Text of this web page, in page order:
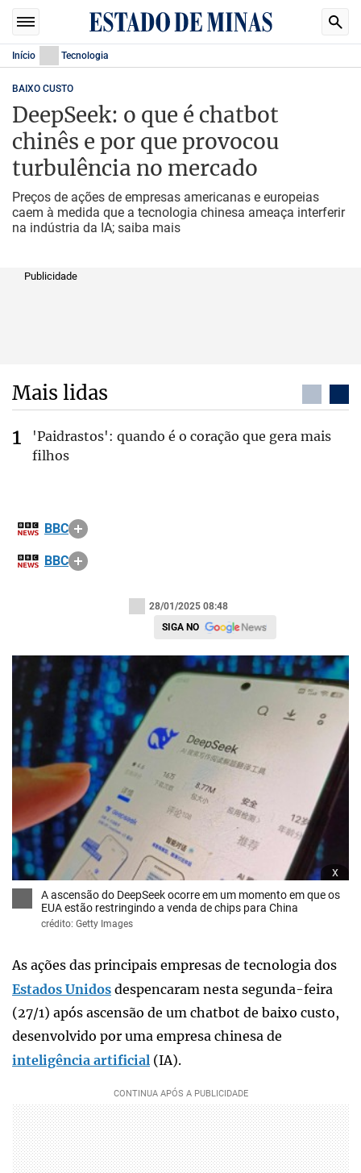
Início Tecnologia
BAIXO CUSTO
DeepSeek: o que é chatbot
chinês e por que provocou
turbulência no mercado
Preços de ações de empresas americanas e europeias
caem à medida que a tecnologia chinesa ameaça interferir
na indústria da IA; saiba mais
Publicidade
Mais lidas
'Paidrastos': quando é o coração que gera mais
filhos
BBC
BBC
28/01/2025 08:48
SIGA NO
x
A ascensão do DeepSeek ocorre em um momento em que os
EUA estão restringindo a venda de chips para China
crédito: Getty Images
As ações das principais empresas de tecnologia dos
Estados Unidos despencaram nesta segunda-feira
(27/1) após ascensão de um chatbot de baixo custo,
desenvolvido por uma empresa chinesa de
inteligência artificial (IA).